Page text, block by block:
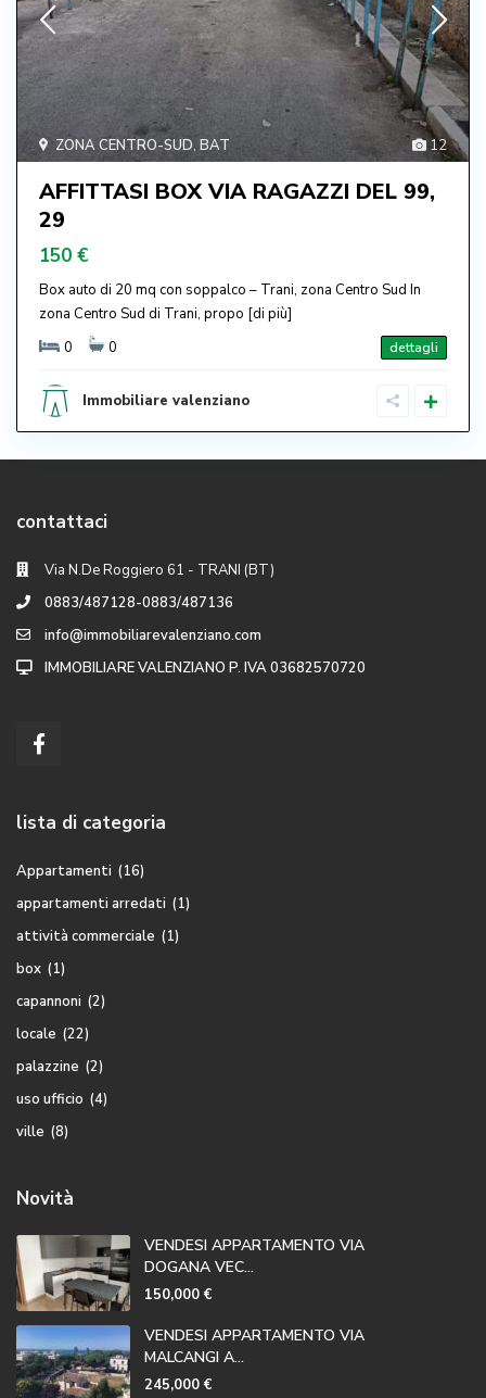
12
ZONA CENTRO-SUD, BAT
AFFITTASI BOX VIA RAGAZZI DEL 99,
29
150 €
Box auto di 20 mq con soppalco – Trani, zona Centro Sud In
zona Centro Sud di Trani, propo [di più]
0
0 dettagli
Immobiliare valenziano
contattaci
Via N.De Roggiero 61 - TRANI (BT)
0883/487128-0883/487136
info@immobiliarevalenziano.com
IMMOBILIARE VALENZIANO P. IVA 03682570720
lista di categoria
Appartamenti (16)
appartamenti arredati (1)
attività commerciale (1)
box (1)
capannoni (2)
locale (22)
palazzine (2)
uso ufficio (4)
ville (8)
Novità
VENDESI APPARTAMENTO VIA
DOGANA VEC...
150,000 €
VENDESI APPARTAMENTO VIA
MALCANGI A...
245,000 €